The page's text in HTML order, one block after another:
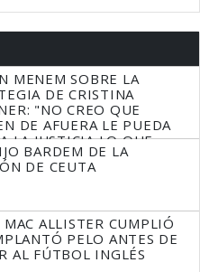
MENEM SOBRE LA
DE CRISTINA
"NO CREO QUE
DE AFUERA LE PUEDA
LA JUSTICIA LO QUE
HACER"
BARDEM DE LA
DE CEUTA
MAC ALLISTER CUMPLIÓ
PELO ANTES DE
AL FÚTBOL INGLÉS